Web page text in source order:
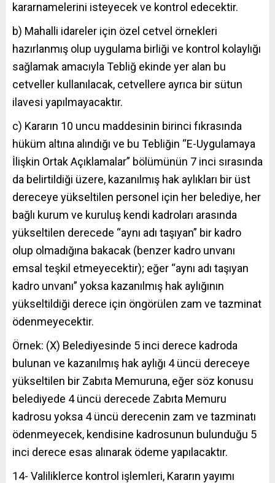
kararnamelerini isteyecek ve kontrol edecektir.
b) Mahalli idareler için özel cetvel örnekleri
hazırlanmış olup uygulama birliği ve kontrol kolaylığı
sağlamak amacıyla Tebliğ ekinde yer alan bu
cetveller kullanılacak, cetvellere ayrıca bir sütun
ilavesi yapılmayacaktır.
c) Kararın 10 uncu maddesinin birinci fıkrasında
hüküm altına alındığı ve bu Tebliğin “E-Uygulamaya
İlişkin Ortak Açıklamalar” bölümünün 7 inci sırasında
da belirtildiği üzere, kazanılmış hak aylıkları bir üst
dereceye yükseltilen personel için her belediye, her
bağlı kurum ve kuruluş kendi kadroları arasında
yükseltilen derecede “aynı adı taşıyan” bir kadro
olup olmadığına bakacak (benzer kadro unvanı
emsal teşkil etmeyecektir); eğer “aynı adı taşıyan
kadro unvanı” yoksa kazanılmış hak aylığının
yükseltildiği derece için öngörülen zam ve tazminat
ödenmeyecektir.
Örnek: (X) Belediyesinde 5 inci derece kadroda
bulunan ve kazanılmış hak aylığı 4 üncü dereceye
yükseltilen bir Zabıta Memuruna, eğer söz konusu
belediyede 4 üncü derecede Zabıta Memuru
kadrosu yoksa 4 üncü derecenin zam ve tazminatı
ödenmeyecek, kendisine kadrosunun bulunduğu 5
inci derece esas alınarak ödeme yapılacaktır.
14- Valiliklerce kontrol işlemleri, Kararın yayımı